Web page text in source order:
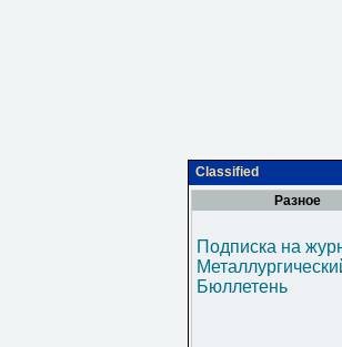
Classified
Разное
Подписка на
Бюллетень